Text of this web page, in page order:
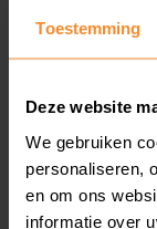
Toestemming
Deze website
We gebruiken
personaliseren,
en om ons
informatie over
Een overzicht
en
Bekijk